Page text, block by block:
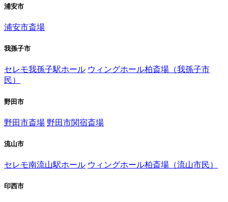
浦安市
浦安市斎場
我孫子市
セレモ我孫子駅ホール ウィングホール柏斎場（我孫子市
民）
野田市
野田市斎場 野田市関宿斎場
流山市
セレモ南流山駅ホール ウィングホール柏斎場（流山市民）
印西市